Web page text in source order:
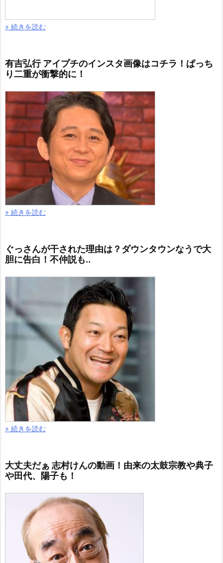
» 続きを読む
有吉弘行 アイプチのインスタ画像はコチラ！ぱっち
り二重が衝撃的に！
» 続きを読む
ぐっさんが干された理由は？ダウンタウンなうで大
胆に告白！不仲説も..
» 続きを読む
大丈夫だぁ 志村けんの動画！由来の太鼓宗教や典子
や田代、陽子も！